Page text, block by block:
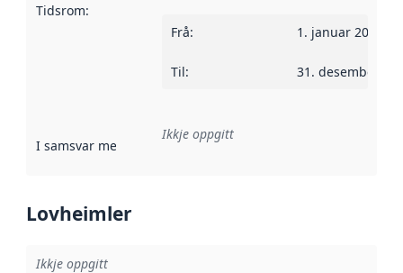
Tidsrom:
Frå: 1. januar 2020
Til: 31. desember
I samsvar med Referanse til ei implementeringsregel eller
Ikkje oppgitt
Lovheimler
Ikkje oppgitt